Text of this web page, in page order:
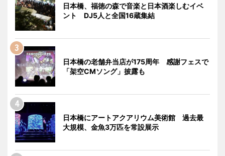
日本橋、福徳の森で音楽と日本酒楽しむイベ
ント DJ5人と全国16蔵集結
日本橋の老舗弁当店が175周年 感謝フェスで
「架空CMソング」披露も
日本橋にアートアクアリウム美術館 過去最
大規模、金魚3万匹を常設展示